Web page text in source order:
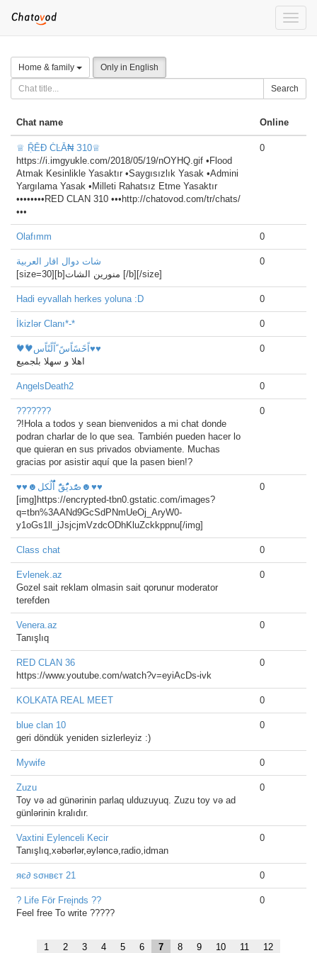
Toggle
Home & family Only in English
Search
Chat name Online
♕ ṜĒƉ ĊĿĀ₦ З10♕
https://i.imgyukle.com/2018/05/19/nOYHQ.gif •Flood
Atmak Kesinlikle Yasaktır •Saygısızlık Yasak •Admini
Yargılama Yasak •Milleti Rahatsız Etme Yasaktır
••••••••RED CLAN 310 •••http://chatovod.com/tr/chats/
•••
0
Olafımm 0
شات دوال اقار العربية
[size=30][b]منورين الشات [/b][/size]
0
Hadi eyvallah herkes yoluna :D 0
İkizlər Clanı*-* 0
♥ً♥ًاًحًسًاًسً ًاًلًنًاًس♥♥
اهلا و سهلا بلجميع
0
AngelsDeath2 0
???????
?!Hola a todos y sean bienvenidos a mi chat donde
podran charlar de lo que sea. También pueden hacer lo
que quieran en sus privados obviamente. Muchas
gracias por asistir aquí que la pasen bien!?
0
♥♥☻صًَُديًًُُقًًُ اًًُُلٌكل☻♥♥
[img]https://encrypted-tbn0.gstatic.com/images?
q=tbn%3AANd9GcSdPNmUeOj_AryW0-
y1oGs1ll_jJsjcjmVzdcODhKluZckkppnu[/img]
0
Class chat 0
Evlenek.az
Gozel sait reklam olmasin sait qorunur moderator
terefden
0
Venera.az
Tanışlıq
0
RED CLAN 36
https://www.youtube.com/watch?v=eyiAcDs-ivk
0
KOLKATA REAL MEET 0
blue clan 10
geri döndük yeniden sizlerleyiz :)
0
Mywife 0
Zuzu
Toy və ad günərinin parlaq ulduzuyuq. Zuzu toy və ad
günlərinin kralıdır.
0
Vaxtini Eylenceli Kecir
Tanışlıq,xəbərlər,əyləncə,radio,idman
0
яє∂ ѕσнвєт 21 0
? Life För Freįnds ??
Feel free To write ?????
0
1 2 3 4 5 6 7 8 9 10 11 12